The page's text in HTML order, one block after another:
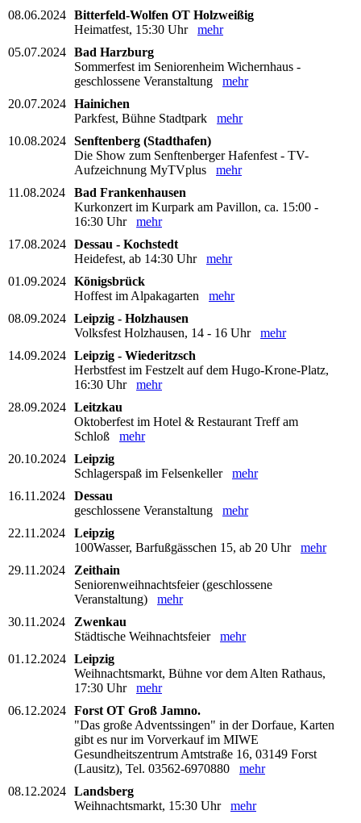
08.06.2024 Bitterfeld-Wolfen OT Holzweißig
Heimatfest, 15:30 Uhr mehr
05.07.2024 Bad Harzburg
Sommerfest im Seniorenheim Wichernhaus -
geschlossene Veranstaltung mehr
20.07.2024 Hainichen
Parkfest, Bühne Stadtpark mehr
10.08.2024 Senftenberg (Stadthafen)
Die Show zum Senftenberger Hafenfest - TV-
Aufzeichnung MyTVplus mehr
11.08.2024
Bad Frankenhausen
Kurkonzert im Kurpark am Pavillon, ca. 15:00 -
16:30 Uhr mehr
17.08.2024 Dessau - Kochstedt
Heidefest, ab 14:30 Uhr mehr
01.09.2024 Königsbrück
Hoffest im Alpakagarten mehr
08.09.2024 Leipzig - Holzhausen
Volksfest Holzhausen, 14 - 16 Uhr mehr
14.09.2024 Leipzig - Wiederitzsch
Herbstfest im Festzelt auf dem Hugo-Krone-Platz,
16:30 Uhr mehr
28.09.2024 Leitzkau
Oktoberfest im Hotel & Restaurant Treff am
Schloß mehr
20.10.2024 Leipzig
Schlagerspaß im Felsenkeller mehr
16.11.2024
Dessau
geschlossene Veranstaltung mehr
22.11.2024
Leipzig
100Wasser, Barfußgässchen 15, ab 20 Uhr mehr
29.11.2024
Zeithain
Seniorenweihnachtsfeier (geschlossene
Veranstaltung) mehr
30.11.2024
Zwenkau
Städtische Weihnachtsfeier mehr
01.12.2024 Leipzig
Weihnachtsmarkt, Bühne vor dem Alten Rathaus,
17:30 Uhr mehr
06.12.2024 Forst OT Groß Jamno.
"Das große Adventssingen" in der Dorfaue, Karten
gibt es nur im Vorverkauf im MIWE
Gesundheitszentrum Amtstraße 16, 03149 Forst
(Lausitz), Tel. 03562-6970880 mehr
08.12.2024 Landsberg
Weihnachtsmarkt, 15:30 Uhr mehr